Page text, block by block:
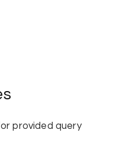
provided query